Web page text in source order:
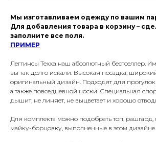
Мы изготавливаем одежду по вашим
Для добавления товара в корзину –
заполните все поля.
ПРИМЕР
Леггинсы Texxa наш абсолютный бестселлер.
вы так долго искали. Высокая посадка,
оригинальный дизайн. Подходят для
а также повседневной носки. Специальная
дышит, не линяет, не выцветает и хорошо
Для комплекта можно подобрать топ, рашгард,
майку-борцовку, выполненные в этом дизайне.